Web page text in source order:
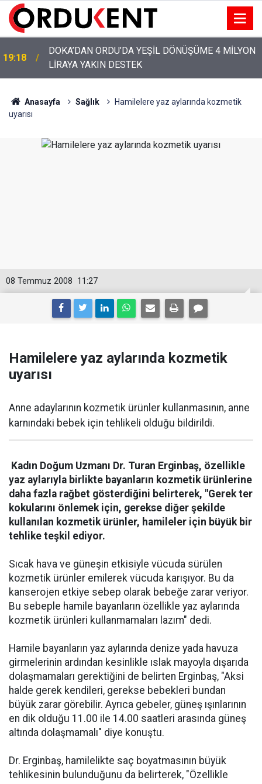
12:46
YENİ PARTİ’NİN ORDU’DAKİ 69 KİŞİLİK KURUCU
KADROSU AÇIKLANDI
Anasayfa Sağlık
Hamilelere yaz aylarında kozmetik
uyarısı
11:27
08 Temmuz 2008
Hamilelere yaz aylarında kozmetik
uyarısı
Anne adaylarının kozmetik ürünler kullanmasının, anne
karnındaki bebek için tehlikeli olduğu bildirildi.
Kadın Doğum Uzmanı Dr. Turan Erginbaş, özellikle
yaz aylarıyla birlikte bayanların kozmetik ürünlerine
daha fazla rağbet gösterdiğini belirterek, "Gerek ter
kokularını önlemek için, gerekse diğer şekilde
kullanılan kozmetik ürünler, hamileler için büyük bir
tehlike teşkil ediyor.
Sıcak hava ve güneşin etkisiyle vücuda sürülen
kozmetik ürünler emilerek vücuda karışıyor. Bu da
kanserojen etkiye sebep olarak bebeğe zarar veriyor.
Bu sebeple hamile bayanların özellikle yaz aylarında
kozmetik ürünleri kullanmamaları lazım" dedi.
Hamile bayanların yaz aylarında denize yada havuza
girmelerinin ardından kesinlikle ıslak mayoyla dışarıda
dolaşmamaları gerektiğini de belirten Erginbaş, "Aksi
halde gerek kendileri, gerekse bebekleri bundan
büyük zarar görebilir. Ayrıca gebeler, güneş ışınlarının
en dik olduğu 11.00 ile 14.00 saatleri arasında güneş
altında dolaşmamalı" diye konuştu.
Dr. Erginbaş, hamilelikte saç boyatmasının büyük
tehlikesinin bulunduğunu da belirterek, "Özellikle